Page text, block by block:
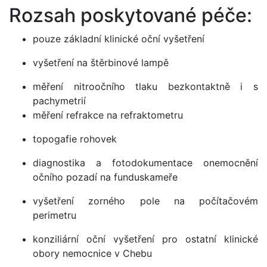
Rozsah poskytované péče:
pouze základní klinické oční vyšetření
vyšetření na štěrbinové lampě
měření nitroočního tlaku bezkontaktně i s
pachymetrií
měření refrakce na refraktometru
topogafie rohovek
diagnostika a fotodokumentace onemocnění
očního pozadí na funduskameře
vyšetření zorného pole na počítačovém
perimetru
konziliární oční vyšetření pro ostatní klinické
obory nemocnice v Chebu